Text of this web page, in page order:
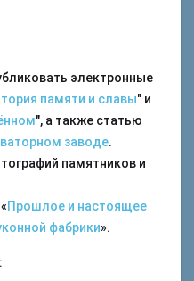
электронные
памяти и славы" и
", а также статью
заводе.
памятников и
Прошлое и настоящее
фабрики».